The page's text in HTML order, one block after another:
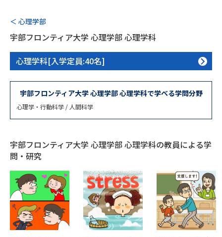
配慮案内」の請求
幼稚園教員資格認定試験 小学校教員資格認定試験
高等学校（情報）教員資格認定
試験
大学研究
大学で学べる内容や特徴を調べる
新増設大学・学部・学科特集
国際・グローバルに強い大学特
集
データサイエンス特集 奨学金・特待生制度特集
デジタルパンフレット 進路の３択
＜ 心理学部
宇部フロンティア大学 心理学部 心理学科
心理学科[入学定員:40名]
宇部フロンティア大学 心理学部 心理学科で学べる学問分野
心理学・行動科学 / 人間科学
宇部フロンティア大学 心理学部 心理学科の教員による学
問・研究